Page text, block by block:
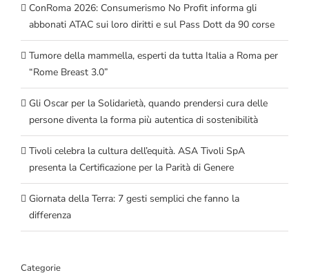
ConRoma 2026: Consumerismo No Profit informa gli
abbonati ATAC sui loro diritti e sul Pass Dott da 90 corse
Tumore della mammella, esperti da tutta Italia a Roma per
“Rome Breast 3.0”
Gli Oscar per la Solidarietà, quando prendersi cura delle
persone diventa la forma più autentica di sostenibilità
Tivoli celebra la cultura dell’equità. ASA Tivoli SpA
presenta la Certificazione per la Parità di Genere
Giornata della Terra: 7 gesti semplici che fanno la
differenza
Categorie